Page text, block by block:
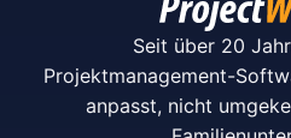
Seit über 20
Projektmanagement-
anpasst, nicht